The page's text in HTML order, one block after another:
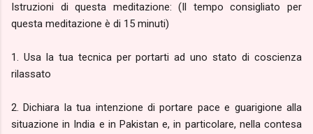
Istruzioni di questa meditazione: (Il tempo consigliato per
questa meditazione è di 15 minuti)
1. Usa la tua tecnica per portarti ad uno stato di coscienza
rilassato
2. Dichiara la tua intenzione di portare pace e guarigione alla
situazione in India e in Pakistan e, in particolare, nella contesa